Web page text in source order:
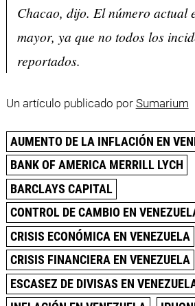
Chacao, dijo. El número actual
mayor, ya que no todos los
reportados.
Un artículo publicado por Sumarium
AUMENTO DE LA INFLACIÓN EN
BANK OF AMERICA MERRILL LYCH
BARCLAYS CAPITAL
CONTROL DE CAMBIO EN
CRISIS ECONÓMICA EN VENEZUELA
CRISIS FINANCIERA EN VENEZUELA
ESCASEZ DE DIVISAS EN